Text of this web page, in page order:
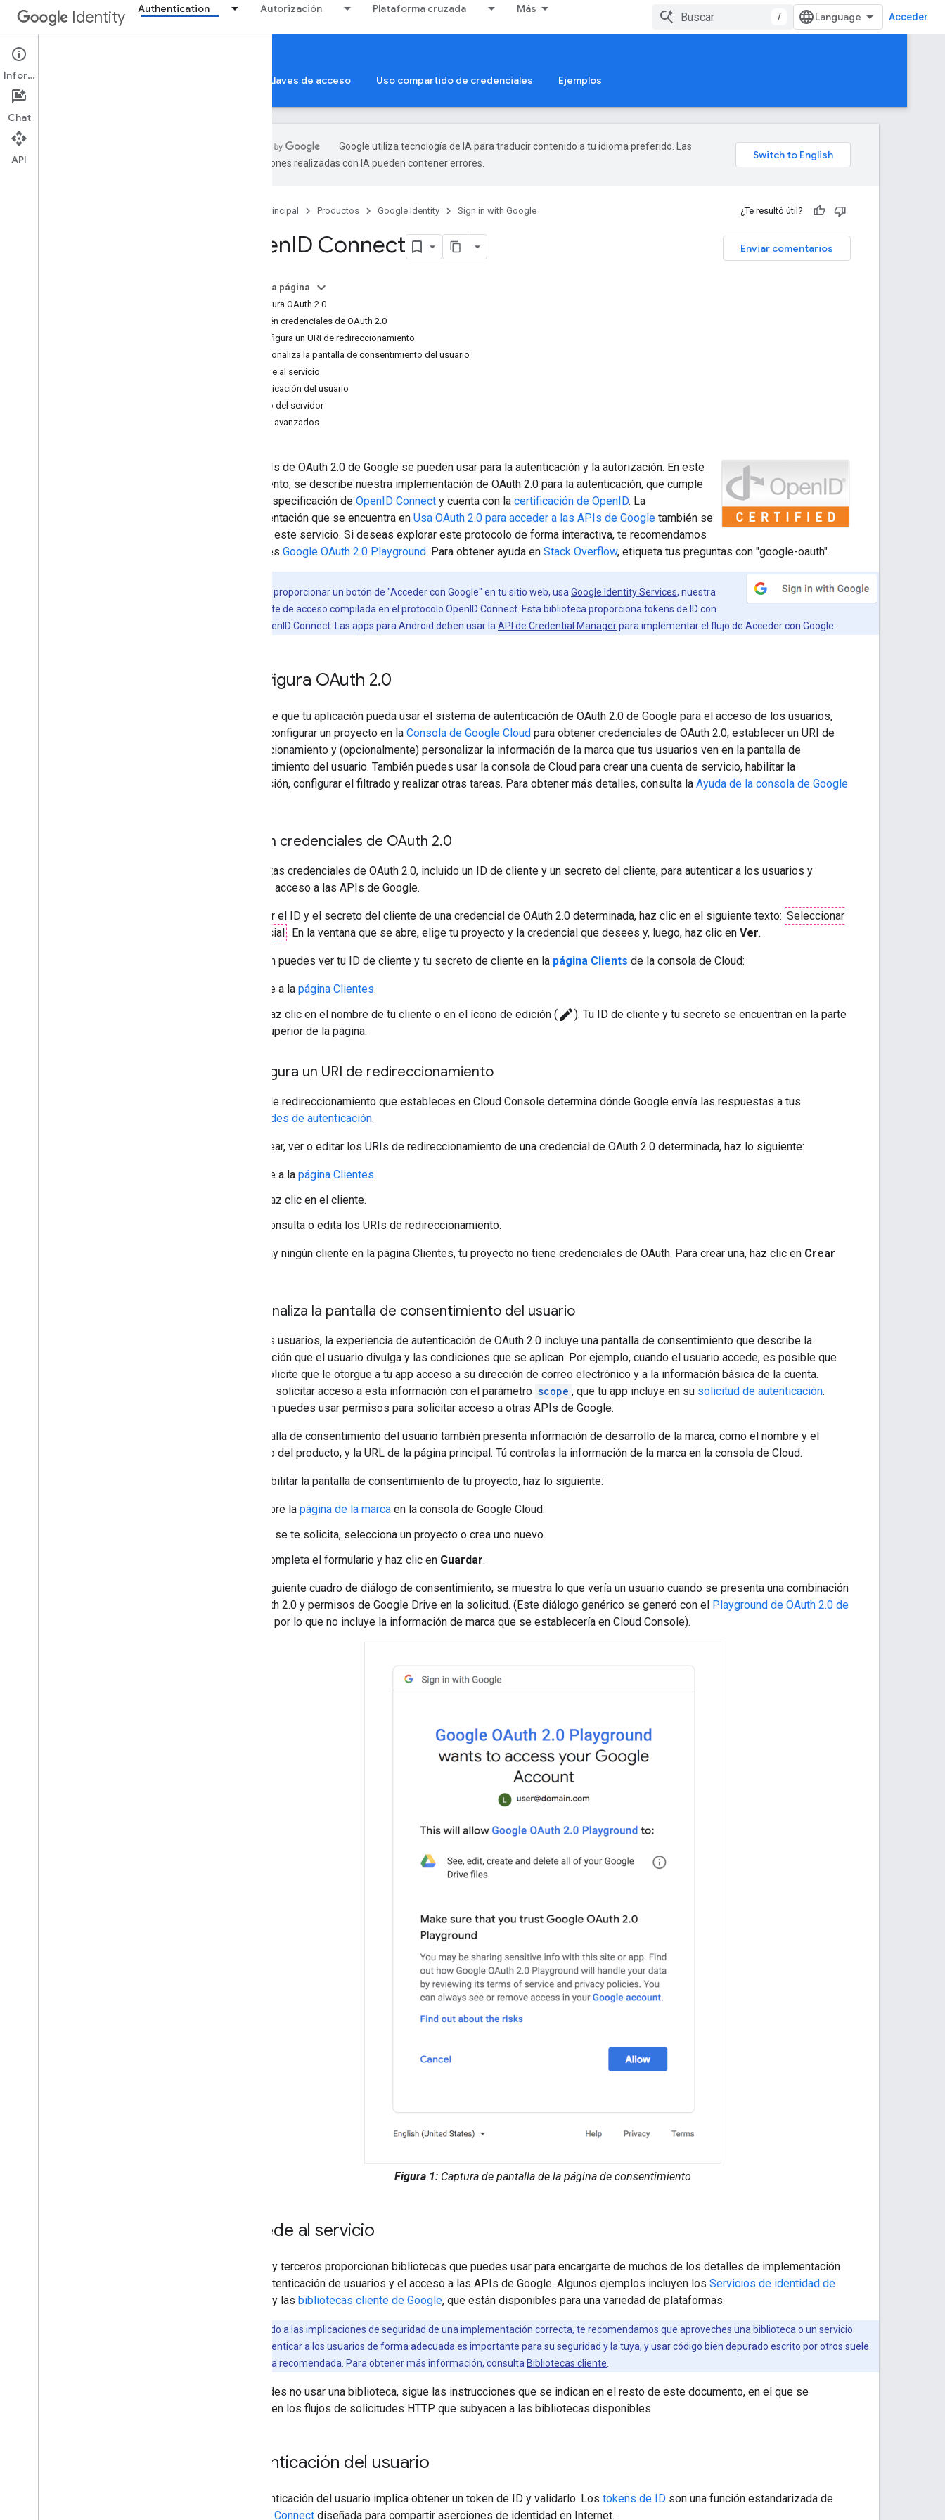
Identity Authentication Autorización Plataforma cruzada Más
/ Acceder
Sign in with Google
Acceder con Google Llaves de acceso Uso compartido de credenciales Ejemplos
Google utiliza tecnología de IA para traducir contenido a tu idioma preferido. Las
traducciones realizadas con IA pueden contener errores.
Página principal Productos Google Identity Sign in with Google ¿Te resultó útil?
Enviar comentarios
OpenID Connect
En esta página
Configura OAuth 2.0
Obtén credenciales de OAuth 2.0
Configura un URI de redireccionamiento
Personaliza la pantalla de consentimiento del usuario
Accede al servicio
Autenticación del usuario
Flujo del servidor
Temas avanzados
Las APIs de OAuth 2.0 de Google se pueden usar para la autenticación y la autorización. En este
documento, se describe nuestra implementación de OAuth 2.0 para la autenticación, que cumple
con la especificación de OpenID Connect y cuenta con la certificación de OpenID. La
documentación que se encuentra en Usa OAuth 2.0 para acceder a las APIs de Google también se
aplica a este servicio. Si deseas explorar este protocolo de forma interactiva, te recomendamos
que uses Google OAuth 2.0 Playground. Para obtener ayuda en Stack Overflow, etiqueta tus preguntas con "google-oauth".
Para proporcionar un botón de "Acceder con Google" en tu sitio web, usa Google Identity Services, nuestra
biblioteca cliente de acceso compilada en el protocolo OpenID Connect. Esta biblioteca proporciona tokens de ID con
formato de OpenID Connect. Las apps para Android deben usar la API de Credential Managerpara implementar el flujo de Acceder con Google.
Configura OAuth 2.0
Antes de que tu aplicación pueda usar el sistema de autenticación de OAuth 2.0 de Google para el acceso de los usuarios,
debes configurar un proyecto en la Consola de Google Cloud para obtener credenciales de OAuth 2.0, establecer un URI de
redireccionamiento y (opcionalmente) personalizar la información de la marca que tus usuarios ven en la pantalla de
consentimiento del usuario. También puedes usar la consola de Cloud para crear una cuenta de servicio, habilitar la
facturación, configurar el filtrado y realizar otras tareas. Para obtener más detalles, consulta la Ayuda de la consola de Google
Obtén credenciales de OAuth 2.0
Necesitas credenciales de OAuth 2.0, incluido un ID de cliente y un secreto del cliente, para autenticar a los usuarios y
obtener acceso a las APIs de Google.
Para ver el ID y el secreto del cliente de una credencial de OAuth 2.0 determinada, haz clic en el siguiente texto: Seleccionar
credencial. En la ventana que se abre, elige tu proyecto y la credencial que desees y, luego, haz clic en Ver.
También puedes ver tu ID de cliente y tu secreto de cliente en la página Clients de la consola de Cloud:
Ve a la página Clientes.
Haz clic en el nombre de tu cliente o en el ícono de edición (create). Tu ID de cliente y tu secreto se encuentran en la parte
superior de la página.
Configura un URI de redireccionamiento
El URI de redireccionamiento que estableces en Cloud Console determina dónde Google envía las respuestas a tus
solicitudes de autenticación.
Para crear, ver o editar los URIs de redireccionamiento de una credencial de OAuth 2.0 determinada, haz lo siguiente:
Ve a la página Clientes.
Haz clic en el cliente.
Consulta o edita los URIs de redireccionamiento.
Si no hay ningún cliente en la página Clientes, tu proyecto no tiene credenciales de OAuth. Para crear una, haz clic en Crear
Personaliza la pantalla de consentimiento del usuario
Para tus usuarios, la experiencia de autenticación de OAuth 2.0 incluye una pantalla de consentimiento que describe la
información que el usuario divulga y las condiciones que se aplican. Por ejemplo, cuando el usuario accede, es posible que
se le solicite que le otorgue a tu app acceso a su dirección de correo electrónico y a la información básica de la cuenta.
Puedes solicitar acceso a esta información con el parámetro scope , que tu app incluye en su solicitud de autenticación.
También puedes usar permisos para solicitar acceso a otras APIs de Google.
La pantalla de consentimiento del usuario también presenta información de desarrollo de la marca, como el nombre y el
logotipo del producto, y la URL de la página principal. Tú controlas la información de la marca en la consola de Cloud.
Para habilitar la pantalla de consentimiento de tu proyecto, haz lo siguiente:
Abre la página de la marca en la consola de Google Cloud.
Si se te solicita, selecciona un proyecto o crea uno nuevo.
Completa el formulario y haz clic en Guardar.
En el siguiente cuadro de diálogo de consentimiento, se muestra lo que vería un usuario cuando se presenta una combinación
de OAuth 2.0 y permisos de Google Drive en la solicitud. (Este diálogo genérico se generó con el Playground de OAuth 2.0 de
, por lo que no incluye la información de marca que se establecería en Cloud Console).
Figura 1:Captura de pantalla de la página de consentimiento
Accede al servicio
Google y terceros proporcionan bibliotecas que puedes usar para encargarte de muchos de los detalles de implementación
de la autenticación de usuarios y el acceso a las APIs de Google. Algunos ejemplos incluyen los Servicios de identidad de
y las bibliotecas cliente de Google, que están disponibles para una variedad de plataformas.
Debido a las implicaciones de seguridad de una implementación correcta, te recomendamos que aproveches una biblioteca o un servicio
preescrito. Autenticar a los usuarios de forma adecuada es importante para su seguridad y la tuya, y usar código bien depurado escrito por otros suele
ser una práctica recomendada. Para obtener más información, consulta Bibliotecas cliente
Si decides no usar una biblioteca, sigue las instrucciones que se indican en el resto de este documento, en el que se
describen los flujos de solicitudes HTTP que subyacen a las bibliotecas disponibles.
Autenticación del usuario
La autenticación del usuario implica obtener un token de ID y validarlo. Los tokens de ID son una función estandarizada de
OpenID Connect diseñada para compartir aserciones de identidad en Internet.
Información
Chat
API